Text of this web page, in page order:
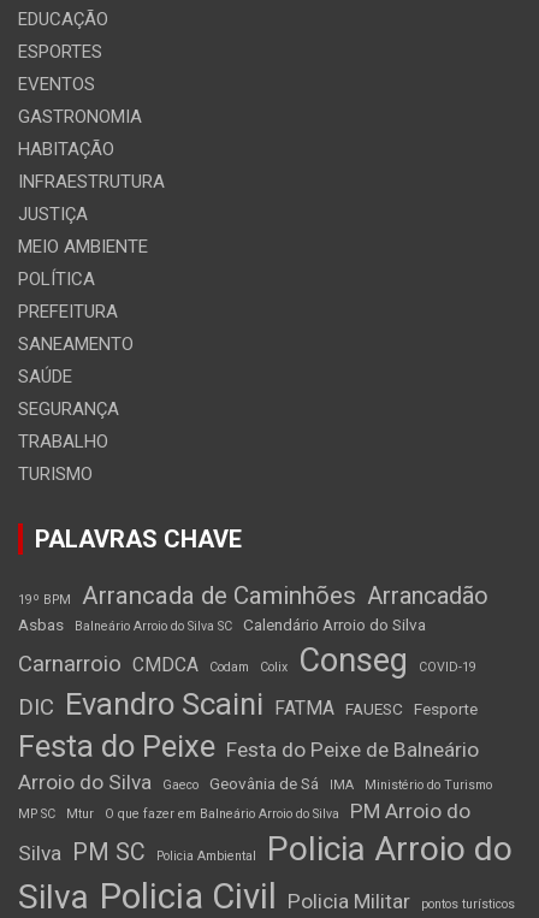
EDUCAÇÃO
ESPORTES
EVENTOS
GASTRONOMIA
HABITAÇÃO
INFRAESTRUTURA
JUSTIÇA
MEIO AMBIENTE
POLÍTICA
PREFEITURA
SANEAMENTO
SAÚDE
SEGURANÇA
TRABALHO
TURISMO
PALAVRAS CHAVE
19º BPM Arrancada de Caminhões Arrancadão
Asbas Balneário Arroio do Silva SC Calendário Arroio do Silva
Carnarroio CMDCA Codam Colix Conseg COVID-19
DIC Evandro Scaini FATMA FAUESC Fesporte
Festa do Peixe Festa do Peixe de Balneário
Arroio do Silva
Gaeco Geovânia de Sá IMA
Ministério do Turismo
MP SC
Mtur O que fazer em Balneário Arroio do Silva
PM Arroio do
Silva
PM SC Policia Ambiental
Policia Arroio do
Silva Policia Civil Policia Militar
pontos turísticos